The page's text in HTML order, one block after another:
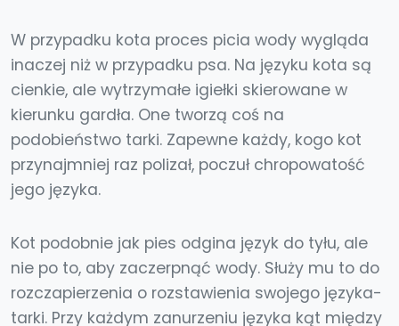
W przypadku kota proces picia wody wygląda
inaczej niż w przypadku psa. Na języku kota są
cienkie, ale wytrzymałe igiełki skierowane w
kierunku gardła. One tworzą coś na
podobieństwo tarki. Zapewne każdy, kogo kot
przynajmniej raz polizał, poczuł chropowatość
jego języka.
Kot podobnie jak pies odgina język do tyłu, ale
nie po to, aby zaczerpnąć wody. Służy mu to do
rozczapierzenia o rozstawienia swojego języka-
tarki. Przy każdym zanurzeniu języka kąt między